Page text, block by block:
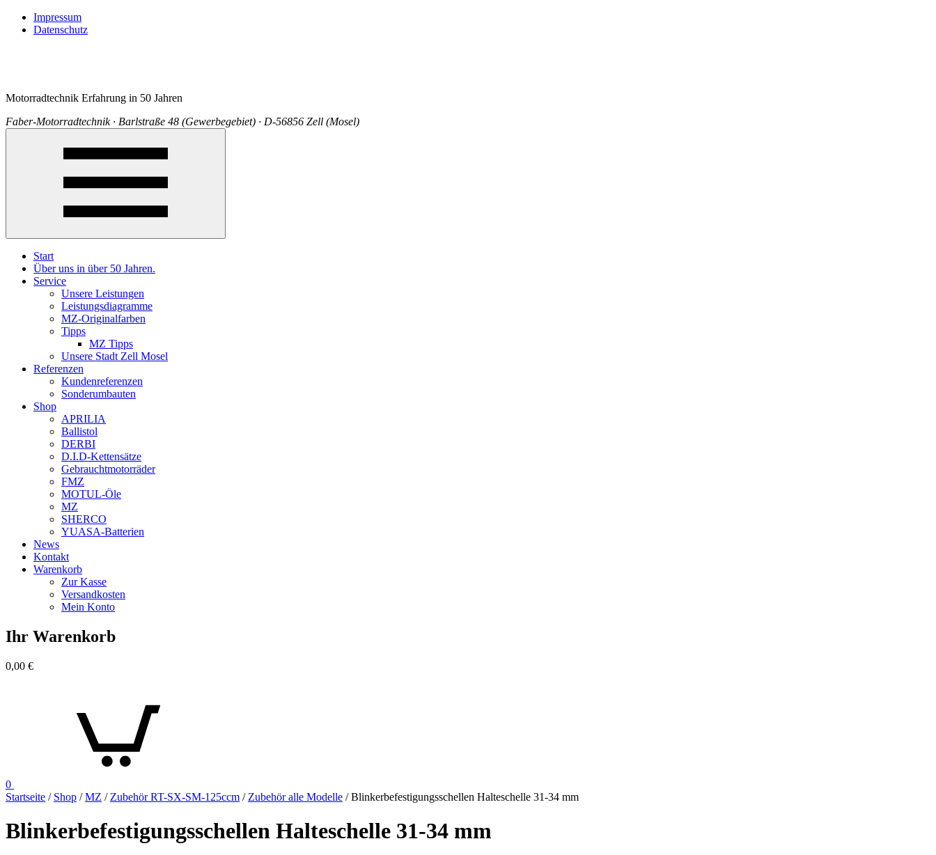
Impressum
Datenschutz
Motorradtechnik Erfahrung in 50 Jahren
Faber-Motorradtechnik · Barlstraße 48 (Gewerbegebiet) · D-56856 Zell (Mosel)
Start
Über uns in über 50 Jahren.
Service
Unsere Leistungen
Leistungsdiagramme
MZ-Originalfarben
Tipps
MZ Tipps
Unsere Stadt Zell Mosel
Referenzen
Kundenreferenzen
Sonderumbauten
Shop
APRILIA
Ballistol
DERBI
D.I.D-Kettensätze
Gebrauchtmotorräder
FMZ
MOTUL-Öle
MZ
SHERCO
YUASA-Batterien
News
Kontakt
Warenkorb
Zur Kasse
Versandkosten
Mein Konto
Ihr Warenkorb
0,00 €
0
Startseite / Shop /MZ / Zubehör RT-SX-SM-125ccm / Zubehör alle Modelle / Blinkerbefestigungsschellen Halteschelle 31-34 mm
Blinkerbefestigungsschellen Halteschelle 31-34 mm